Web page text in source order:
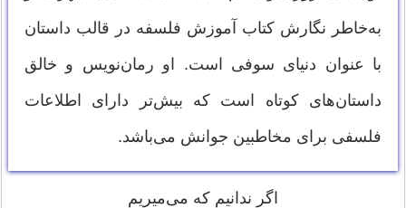
به‌خاطر نگارش کتاب آموزش فلسفه در قالب داستان
با عنوان دنیای سوفی است. او رمان‌نویس و خالق
داستان‌های کوتاه است که بیش‌تر دارای اطلاعات
فلسفی برای مخاطبین جوانش می‌باشد.
اگر ندانیم که می‌میریم